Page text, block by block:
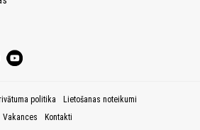
politika
Lietošanas noteikumi
Vakances Kontakti